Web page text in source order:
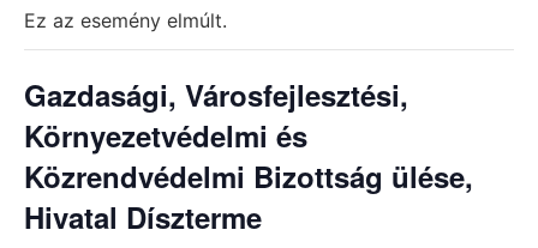
Ez az esemény elmúlt.
Gazdasági, Városfejlesztési,
Környezetvédelmi és
Közrendvédelmi Bizottság ülése,
Hivatal Díszterme